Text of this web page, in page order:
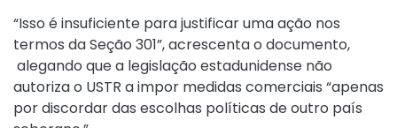
“Isso é insuficiente para justificar uma ação nos
termos da Seção 301”, acrescenta o documento,
alegando que a legislação estadunidense não
autoriza o USTR a impor medidas comerciais “apenas
por discordar das escolhas políticas de outro país